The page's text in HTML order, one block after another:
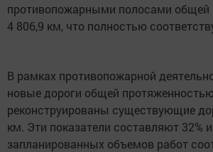
противопожарными полосами общей
4 806,9 км, что полностью
В рамках противопожарной
новые дороги общей
реконструированы существующие
км. Эти показатели составляют 32%
запланированных объемов работ